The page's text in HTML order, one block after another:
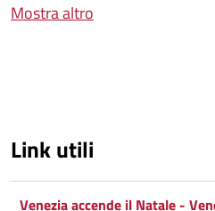
Mostra altro
Link utili
Venezia accende il Natale -